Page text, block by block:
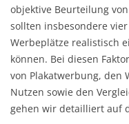
objektive Beurteilung
sollten insbesondere
Werbeplätze realistisch
können. Bei diesen
von Plakatwerbung, den
Nutzen sowie den
gehen wir detailliert auf